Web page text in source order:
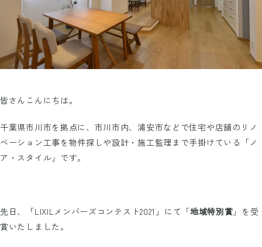
皆さんこんにちは。
千葉県市川市を拠点に、市川市内、浦安市などで住宅や店舗のリノ
ベーション工事を物件探しや設計・施工監理まで手掛けている「ノ
ア・スタイル」です。
先日、「LIXILメンバーズコンテスト2021」にて「地域特別賞 」を受
賞いたしました。